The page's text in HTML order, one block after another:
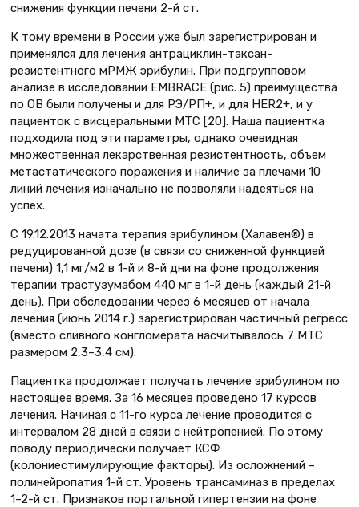
снижения функции печени 2-й ст.
К тому времени в России уже был зарегистрирован и
применялся для лечения антрациклин-таксан-
резистентного мРМЖ эрибулин. При подгрупповом
анализе в исследовании EMBRACE (рис. 5) преимущества
по ОВ были получены и для РЭ/РП+, и для HER2+, и у
пациенток с висцеральными МТС [20]. Наша пациентка
подходила под эти параметры, однако очевидная
множественная лекарственная резистентность, объем
метастатического поражения и наличие за плечами 10
линий лечения изначально не позволяли надеяться на
успех.
С 19.12.2013 начата терапия эрибулином (Халавен®) в
редуцированной дозе (в связи со сниженной функцией
печени) 1,1 мг/м2 в 1-й и 8-й дни на фоне продолжения
терапии трастузумабом 440 мг в 1-й день (каждый 21-й
день). При обследовании через 6 месяцев от начала
лечения (июнь 2014 г.) зарегистрирован частичный регресс
(вместо сливного конгломерата насчитывалось 7 МТС
размером 2,3–3,4 см).
Пациентка продолжает получать лечение эрибулином по
настоящее время. За 16 месяцев проведено 17 курсов
лечения. Начиная с 11-го курса лечение проводится с
интервалом 28 дней в связи с нейтропенией. По этому
поводу периодически получает КСФ
(колониестимулирующие факторы). Из осложнений –
полинейропатия 1-й ст. Уровень трансаминаз в пределах
1–2-й ст. Признаков портальной гипертензии на фоне